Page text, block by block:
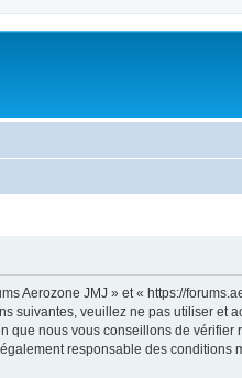
Aerozone JMJ » et « https://
suivantes, veuillez ne pas utiliser et
nous vous conseillons de
responsable des conditions